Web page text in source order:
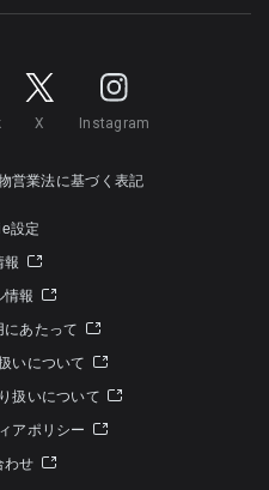
X Instagram
営業法に基づく表記
設定
報
情報
あたって
いについて
扱いについて
アポリシー
わせ